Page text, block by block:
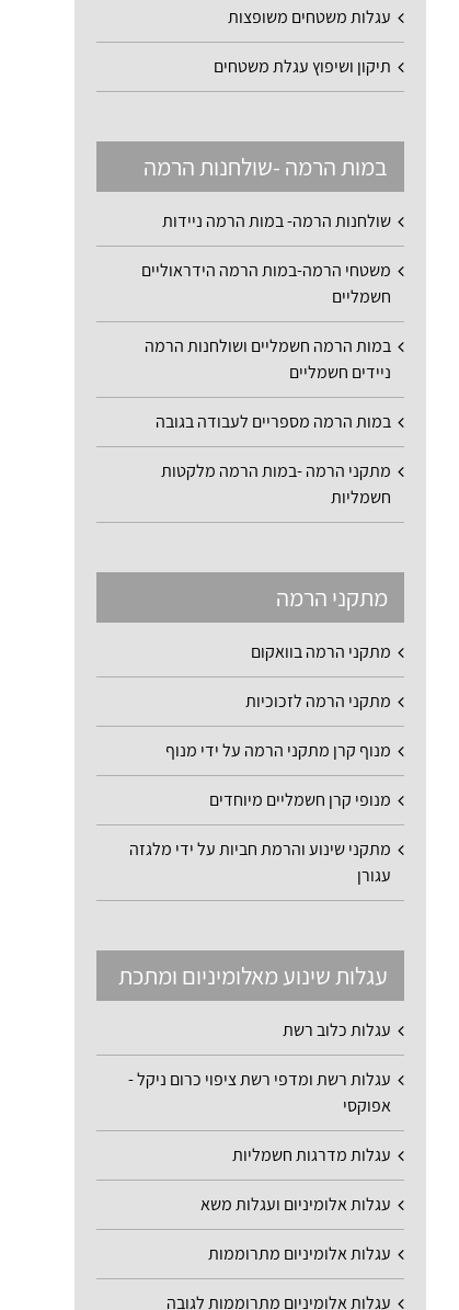
עגלות משטחים משופצות
תיקון ושיפוץ עגלת משטחים
במות הרמה -שולחנות הרמה
שולחנות הרמה- במות הרמה ניידות
משטחי הרמה-במות הרמה הידראוליים
חשמליים
במות הרמה חשמליים ושולחנות הרמה
ניידים חשמליים
במות הרמה מספריים לעבודה בגובה
מתקני הרמה -במות הרמה מלקטות
חשמליות
מתקני הרמה
מתקני הרמה בוואקום
מתקני הרמה לזכוכיות
מנוף קרן מתקני הרמה על ידי מנוף
מנופי קרן חשמליים מיוחדים
מתקני שינוע והרמת חביות על ידי מלגזה
עגורן
עגלות שינוע מאלומיניום ומתכת
עגלות כלוב רשת
עגלות רשת ומדפי רשת ציפוי כרום ניקל -
אפוקסי
עגלות מדרגות חשמליות
עגלות אלומיניום ועגלות משא
עגלות אלומיניום מתרוממות
עגלות אלומיניום מתרוממות לגובה